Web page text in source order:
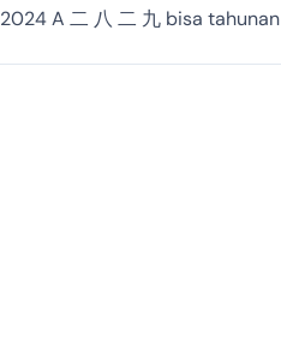
2024 A 二 八 二 九 bisa tahunan